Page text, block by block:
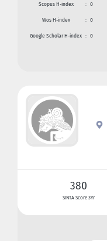
Scopus H-index : 0
Wos H-index : 0
Google Scholar H-index : 0
380
SINTA Score 3Yr